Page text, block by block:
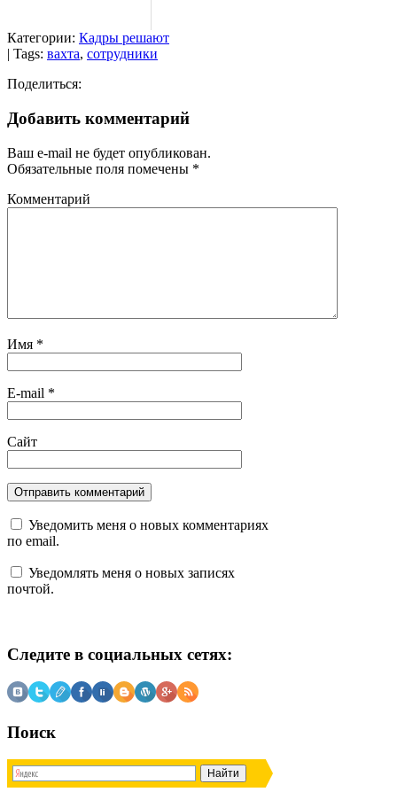
Категории: Кадры решают
| Tags: вахта, сотрудники
Поделиться:
Добавить комментарий
Ваш e-mail не будет опубликован.
Обязательные поля помечены *
Комментарий
Имя *
E-mail *
Сайт
Уведомить меня о новых комментариях
по email.
Уведомлять меня о новых записях
почтой.
Следите в социальных сетях:
Поиск